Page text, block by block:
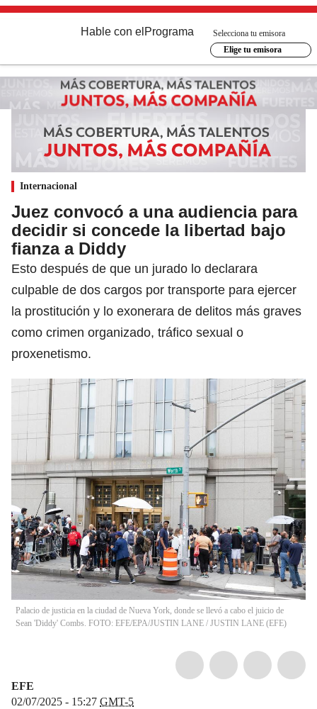
Hable con el Programa
Selecciona tu emisora
Elige tu emisora
Internacional
Juez convocó a una audiencia para
decidir si concede la libertad bajo
fianza a Diddy
Esto después de que un jurado lo declarara
culpable de dos cargos por transporte para ejercer
la prostitución y lo exonerara de delitos más graves
como crimen organizado, tráfico sexual o
proxenetismo.
Palacio de justicia en la ciudad de Nueva York, donde se llevó a cabo el juicio de
Sean 'Diddy' Combs. FOTO: EFE/EPA/JUSTIN LANE / JUSTIN LANE (EFE)
EFE
02/07/2025 - 15:27 GMT-5